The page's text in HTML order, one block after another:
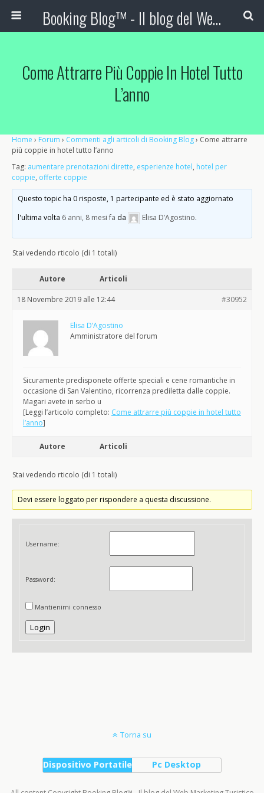
Booking Blog™ - Il blog del Web Marketing Turistico
Come Attrarre Più Coppie In Hotel Tutto
L’anno
Home › Forum › Commenti agli articoli di Booking Blog› Come attrarre
più coppie in hotel tutto l’anno
Tag: aumentare prenotazioni dirette, esperienze hotel, hotel per
coppie, offerte coppie
Questo topic ha 0 risposte, 1 partecipante ed è stato aggiornato
l'ultima volta 6 anni, 8 mesi fa da Elisa D’Agostino.
Stai vedendo rticolo (di 1 totali)
Autore Articoli
18 Novembre 2019 alle 12:44 #30952
Elisa D’Agostino
Amministratore del forum
Sicuramente predisponete offerte speciali e cene romantiche in
occasione di San Valentino, ricorrenza prediletta dalle coppie.
Magari avete in serbo u
[Leggi l’articolo completo: Come attrarre più coppie in hotel tutto
l’anno]
Autore Articoli
Stai vedendo rticolo (di 1 totali)
Devi essere loggato per rispondere a questa discussione.
Username:
Password:
Mantienimi connesso
Login
Torna su
Dispositivo Portatile Pc Desktop